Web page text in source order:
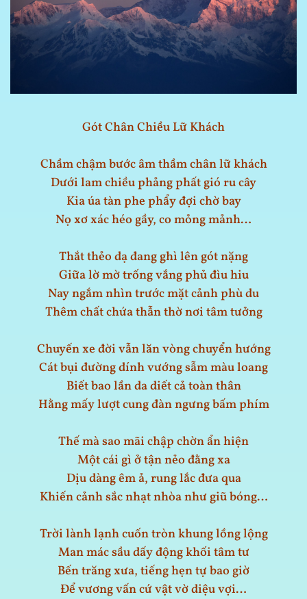
Gót Chân Chiều Lữ Khách
Chầm chậm bước âm thầm chân lữ khách
Dưới lam chiều phảng phất gió ru cây
Kia úa tàn phe phẩy đợi chờ bay
Nọ xơ xác héo gầy, co mỏng mảnh…
Thắt thẻo dạ đang ghì lên gót nặng
Giữa lờ mờ trống vắng phủ đìu hiu
Nay ngắm nhìn trước mặt cảnh phù du
Thêm chất chứa thẫn thờ nơi tâm tưởng
Chuyến xe đời vẫn lăn vòng chuyển hướng
Cát bụi đường dính vướng sẫm màu loang
Biết bao lần da diết cả toàn thân
Hằng mấy lượt cung đàn ngưng bấm phím
Thế mà sao mãi chập chờn ẩn hiện
Một cái gì ở tận nẻo đằng xa
Dịu dàng êm ả, rung lắc đưa qua
Khiến cảnh sắc nhạt nhòa như giũ bóng…
Trời lành lạnh cuốn tròn khung lồng lộng
Man mác sầu dấy động khối tâm tư
Bến trăng xưa, tiếng hẹn tự bao giờ
Để vương vấn cứ vật vờ diệu vợi…